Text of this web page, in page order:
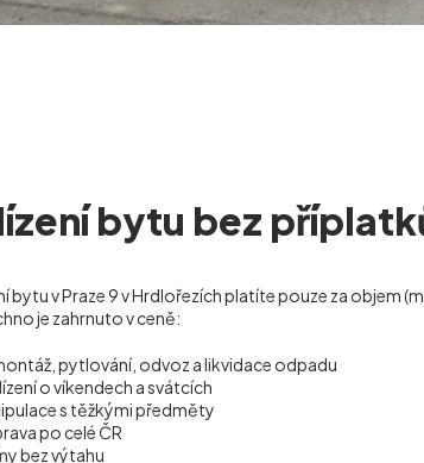
bytu bez
bytu v Praze 9 v Hrdlořezích platíte pouze za objem (m
je zahrnuto v ceně:
pytlování, odvoz a likvidace odpadu
o víkendech a svátcích
s těžkými předměty
po celé ČR
bez výtahu